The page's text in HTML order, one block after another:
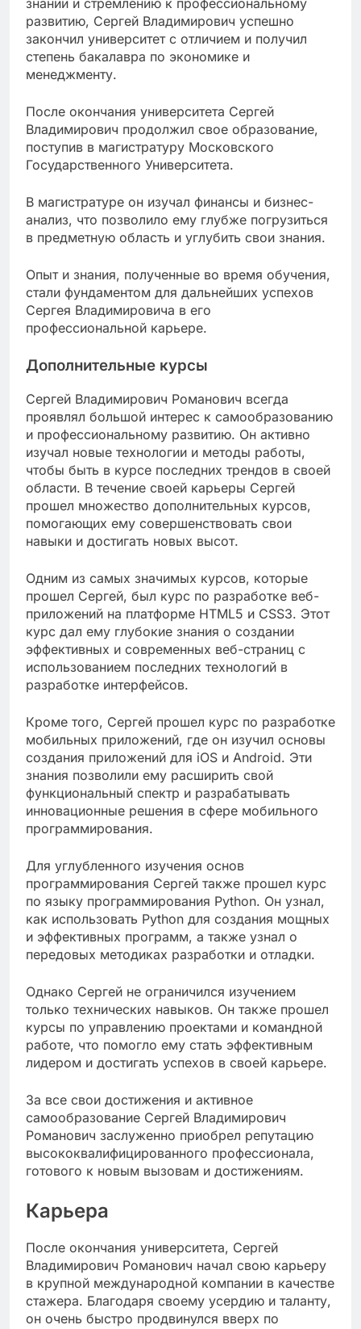
знаний и стремлению к профессиональному
развитию, Сергей Владимирович успешно
закончил университет с отличием и получил
степень бакалавра по экономике и
менеджменту.
После окончания университета Сергей
Владимирович продолжил свое образование,
поступив в магистратуру Московского
Государственного Университета.
В магистратуре он изучал финансы и бизнес-
анализ, что позволило ему глубже погрузиться
в предметную область и углубить свои знания.
Опыт и знания, полученные во время обучения,
стали фундаментом для дальнейших успехов
Сергея Владимировича в его
профессиональной карьере.
Дополнительные курсы
Сергей Владимирович Романович всегда
проявлял большой интерес к самообразованию
и профессиональному развитию. Он активно
изучал новые технологии и методы работы,
чтобы быть в курсе последних трендов в своей
области. В течение своей карьеры Сергей
прошел множество дополнительных курсов,
помогающих ему совершенствовать свои
навыки и достигать новых высот.
Одним из самых значимых курсов, которые
прошел Сергей, был курс по разработке веб-
приложений на платформе HTML5 и CSS3. Этот
курс дал ему глубокие знания о создании
эффективных и современных веб-страниц с
использованием последних технологий в
разработке интерфейсов.
Кроме того, Сергей прошел курс по разработке
мобильных приложений, где он изучил основы
создания приложений для iOS и Android. Эти
знания позволили ему расширить свой
функциональный спектр и разрабатывать
инновационные решения в сфере мобильного
программирования.
Для углубленного изучения основ
программирования Сергей также прошел курс
по языку программирования Python. Он узнал,
как использовать Python для создания мощных
и эффективных программ, а также узнал о
передовых методиках разработки и отладки.
Однако Сергей не ограничился изучением
только технических навыков. Он также прошел
курсы по управлению проектами и командной
работе, что помогло ему стать эффективным
лидером и достигать успехов в своей карьере.
За все свои достижения и активное
самообразование Сергей Владимирович
Романович заслуженно приобрел репутацию
высококвалифицированного профессионала,
готового к новым вызовам и достижениям.
Карьера
После окончания университета, Сергей
Владимирович Романович начал свою карьеру
в крупной международной компании в качестве
стажера. Благодаря своему усердию и таланту,
он очень быстро продвинулся вверх по